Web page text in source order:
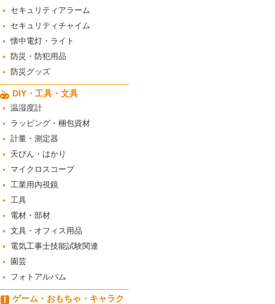
セキュリティアラーム
セキュリティチャイム
懐中電灯・ライト
防災・防犯用品
防災グッズ
DIY・工具・文具
温湿度計
ラッピング・梱包資材
計量・測定器
天びん・はかり
マイクロスコープ
工業用内視鏡
工具
電材・部材
文具・オフィス用品
電気工事士技能試験関連
園芸
フォトアルバム
ゲーム・おもちゃ・キャラク